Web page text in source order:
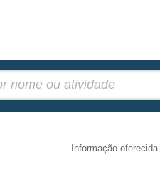
Informação oferecida